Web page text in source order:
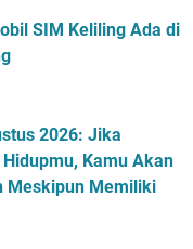
SIM Keliling Ada di
2026: Jika
Kamu Akan
Meskipun Memiliki